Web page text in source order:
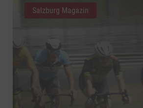
Salzburg Magazin